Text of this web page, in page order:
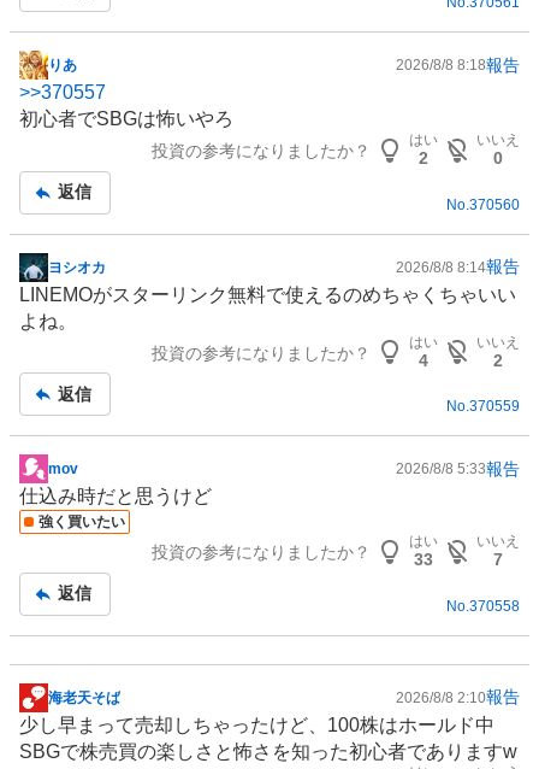
掲
示
板
りあ 2026/8/8 8:18報告
>>370557
初心者でSBGは怖いやろ
投資の参考になりましたか？
はい
2
いいえ
0
返信
No. 370560
掲
示
板
ヨシオカ 2026/8/8 8:14報告
LINEMOがスターリンク無料で使えるのめちゃくちゃいい
よね。
投資の参考になりましたか？
はい
4
いいえ
2
返信
No.370559
掲
示
板
mov 2026/8/8 5:33報告
仕込み時だと思うけど
強く買いたい
投資の参考になりましたか？
はい
33
いいえ
7
返信
No. 370558
掲
示
板
海老天そば 2026/8/8 2:10報告
少し早まって売却しちゃったけど、100株はホールド中
SBGで株売買の楽しさと怖さを知った初心者でありますw